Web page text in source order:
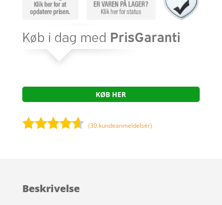
KØB HER
på
(30 kundeanmeldelser)
Beskrivelse